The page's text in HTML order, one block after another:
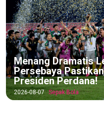
Menang Dramatis
Persebaya
Presiden Perdana!
2026-08-07 Sepak Bola